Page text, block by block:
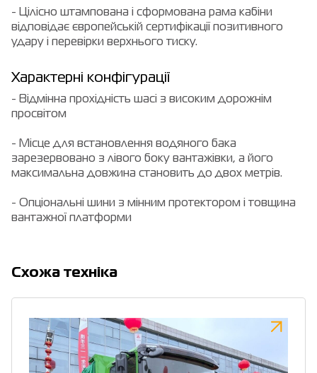
- Цілісно штампована і сформована рама кабіни
відповідає європейській сертифікації позитивного
удару і перевірки верхнього тиску.
Характерні конфігурації
- Відмінна прохідність шасі з високим дорожнім
просвітом
- Місце для встановлення водяного бака
зарезервовано з лівого боку вантажівки, а його
максимальна довжина становить до двох метрів.
- Опціональні шини з мінним протектором і товщина
вантажної платформи
Cхожа техніка